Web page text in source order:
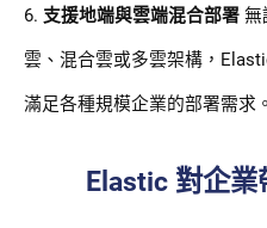
6. 支援地端與雲端混合部署 無
雲、混合雲或多雲架構，
滿足各種規模企業的部署需求。
Elastic 對企